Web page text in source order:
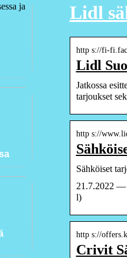
Lidl
http s://fi-
Lidl
Jatkossa
tarjoukset
http s://
Sähköiset
21.7.2022 —
l)
http s://
Crivit